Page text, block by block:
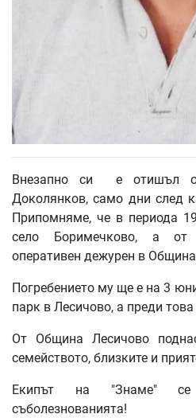
Внезапно си е отишъл
Доколянков, само дни след
Припомняме, че в периода
село Боримечково, а от
оперативен дежурен в
Погребението му ще е на 3
парк в Лесичово, а преди
От Община Лесичово
семейството, близките и
Екипът на "Знаме" се
съболезнованията!